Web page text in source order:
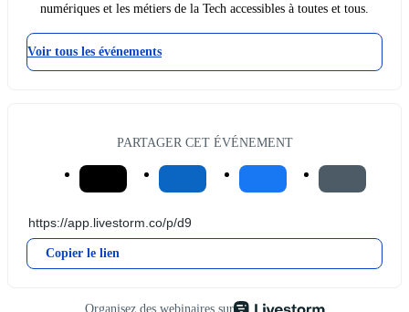
numériques et les métiers de la Tech accessibles à toutes et tous.
Voir tous les événements
PARTAGER CET ÉVÉNEMENT
Copier le lien
Organisez des webinaires sur